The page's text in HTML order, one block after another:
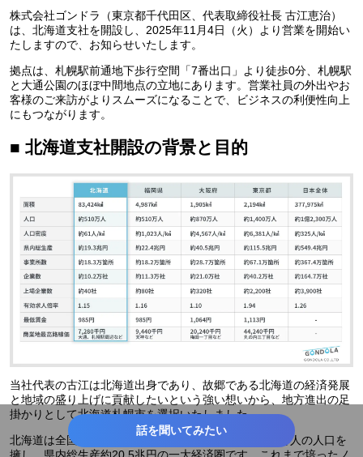
株式会社ゴンドラ（東京都千代田区、代表取締役社長 古江恵治）
は、北海道支社を開設し、2025年11月4日（火）より営業を開始い
たしますので、お知らせいたします。
拠点は、札幌駅前通地下歩行空間「7番出口」より徒歩0分、札幌駅
と大通公園のほぼ中間地点の立地にあります。営業社員の外出やお
客様のご来訪がよりスムーズになることで、ビジネスの利便性向上
にもつながります。
■ 北海道支社開設の背景と目的
当社代表の古江は北海道出身であり、故郷である北海道の経済発展
と地域の盛り上げに貢献したいという強い想いから、地方進出の足
掛かりとして北海道札幌市を選択いたしました。
北海道は全国の約22%に相当する広大な面積と約510万人の人口を
話を聞いてみたい